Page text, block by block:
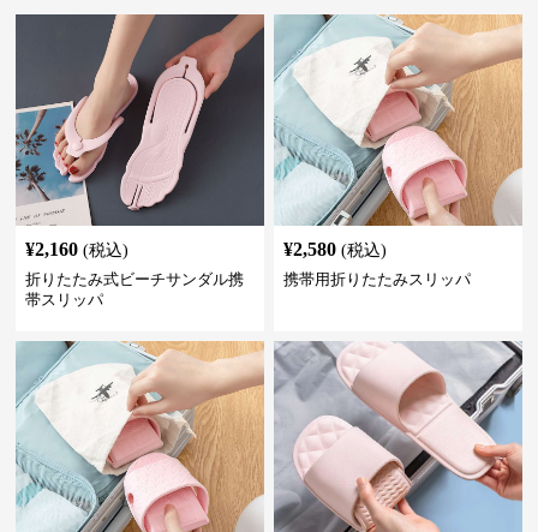
¥2,160 (税込)
折りたたみ式ビーチサンダル携
帯スリッパ
¥2,580 (税込)
携帯用折りたたみスリッパ